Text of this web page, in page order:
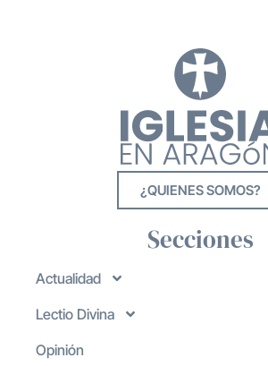
¿QUIENES SOMOS?
Secciones
Actualidad
Lectio Divina
Opinión